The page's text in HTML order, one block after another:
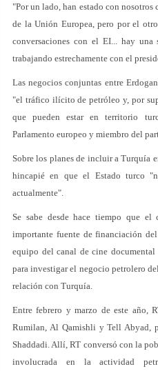
"Por un lado, han estado con
de la Unión Europea, pero por el
conversaciones con el EI... hay una
trabajando estrechamente con el
Las negocios conjuntas entre
"el tráfico ilícito de petróleo y, por
que pueden estar en territorio
Parlamento europeo y miembro del
Sobre los planes de incluir a Turquía
hincapié en que el Estado turco
actualmente".
Se sabe desde hace tiempo que
importante fuente de financiación
equipo del canal de cine
para investigar el negocio petrolero
relación con Turquía.
Entre febrero y marzo de este año,
Rumilan, Al Qamishli y Tell Abyad,
Shaddadi. Allí, RT conversó con la
involucrada en la actividad